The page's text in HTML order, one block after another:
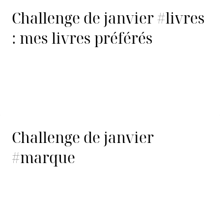
Challenge de janvier #livres
: mes livres préférés
Challenge de janvier
#marque